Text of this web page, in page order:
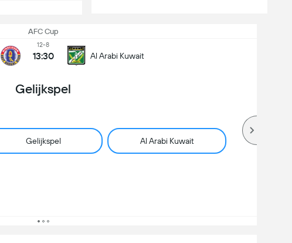
AFC Cup
12-8
13:30 Al Arabi Kuwait
Gelijkspel
Gelijkspel Al Arabi Kuwait